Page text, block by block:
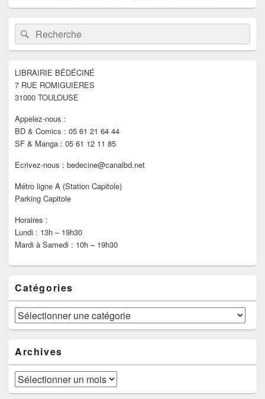
Zone
principale
de
widget
barre
latérale
Recherche :Rechercher
LIBRAIRIE BÉDÉCINÉ
7 RUE ROMIGUIÈRES
31000 TOULOUSE
Appelez-nous :
BD & Comics : 05 61 21 64 44
SF & Manga : 05 61 12 11 85
Ecrivez-nous : bedecine@canalbd.net
Métro ligne A (Station Capitole)
Parking Capitole
Horaires :
Lundi : 13h – 19h30
Mardi à Samedi : 10h – 19h30
Catégories
Catégories
Archives
Archives